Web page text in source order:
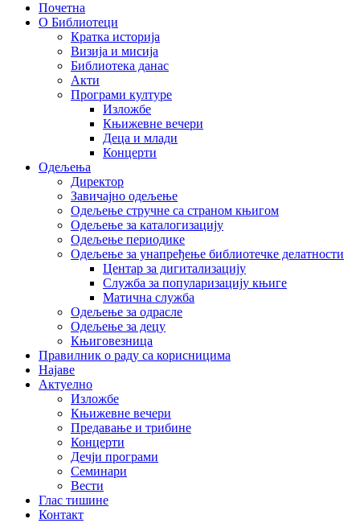
Почетна
О Библиотеци
Кратка историја
Визија и мисија
Библиотека данас
Акти
Програми културе
Изложбе
Књижевне вечери
Деца и млади
Концерти
Одељења
Директор
Завичајно одељење
Одељење стручне са страном књигом
Одељење за каталогизацију
Одељење периодике
Одељење за унапређење библиотечке делатности
Центар за дигитализацију
Служба за популаризацију књиге
Матична служба
Одељење за одрасле
Одељење за децу
Књиговезница
Правилник о раду са корисницима
Најаве
Актуелно
Изложбе
Књижевне вечери
Предавање и трибине
Концерти
Дечји програми
Семинари
Вести
Глас тишине
Контакт